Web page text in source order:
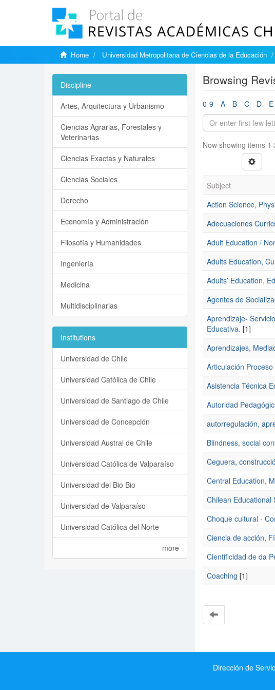
Home Universidad Metropolitana de Ciencias de la Educación
Browsing
0-9 A B C D E
Now showing items
Subject
Action Science,
Adecuaciones
Adult Education /
Adults Education,
Adults’ Education,
Agentes de
Aprendizaje-
Educativa. [1]
Aprendizajes,
Articulación
Asistencia Técnica
Autoridad
autorregulación,
Blindness, social
Ceguera,
Central Education,
Chilean Educational
Choque cultural -
Ciencia de acción,
Cientificidad de da
Coaching [1]
Discipline
Artes, Arquitectura y Urbanismo
Ciencias Agrarias, Forestales y
Veterinarias
Ciencias Exactas y Naturales
Ciencias Sociales
Derecho
Economía y Administración
Filosofía y Humanidades
Ingeniería
Medicina
Multidisciplinarias
Institutions
Universidad de Chile
Universidad Católica de Chile
Universidad de Santiago de Chile
Universidad de Concepción
Universidad Austral de Chile
Universidad Católica de Valparaíso
Universidad del Bio Bio
Universidad de Valparaíso
Universidad Católica del Norte
more
Dirección de